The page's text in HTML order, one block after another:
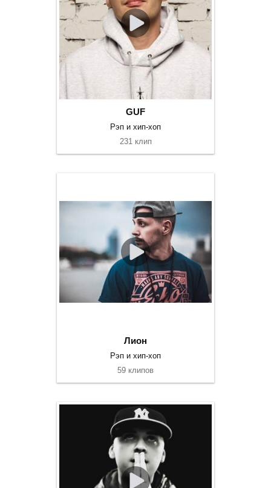
GUF
Рэп и хип-хоп
231 клип
Лион
Рэп и хип-хоп
59 клипов